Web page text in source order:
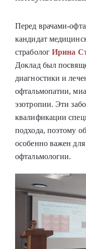
Перед врачами-
кандидат
страболог Ирина
Доклад был
диагностики и
офтальмопатии,
эзотропии. Эти
квалификации
подхода, поэтому
особенно важен
офтальмологии.